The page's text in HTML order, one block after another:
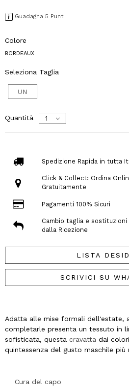
Guadagna 5 Punti
Colore
BORDEAUX
Seleziona Taglia
UN
Quantità
Spedizione Rapida in tutta
Click & Collect: Ordina
Gratuitamente
Pagamenti 100% Sicuri
Cambio taglia e
dalla Ricezione
LISTA
SCRIVICI SU
Adatta alle mise formali dell'estate,
completarle presenta un tessuto in
sofisticata, questa cravatta dai
quintessenza del gusto maschile più
Cura del capo